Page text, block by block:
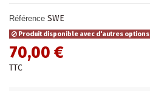
Référence SWE
Produit disponible avec d'autres options
70,00 €
TTC